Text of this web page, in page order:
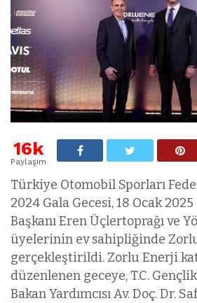
16k
Paylaşım
Türkiye Otomobil Sporları
2024 Gala Gecesi, 18 Ocak 2025
Başkanı Eren Üçlertoprağı ve
üyelerinin ev sahipliğinde Zorlu
gerçekleştirildi. Zorlu Enerji
düzenlenen geceye, T.C.
Bakan Yardımcısı Av. Doç. Dr.